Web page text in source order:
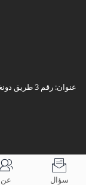
عنوان: رقم

عن

سؤال